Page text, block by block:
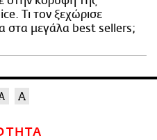
Τι τον ξεχώρισε
στα μεγάλα best sellers;